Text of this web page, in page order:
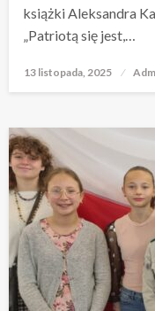
książki Aleksandra
„Patriotą się jest,…
Opublikowane
13 listopada, 2025